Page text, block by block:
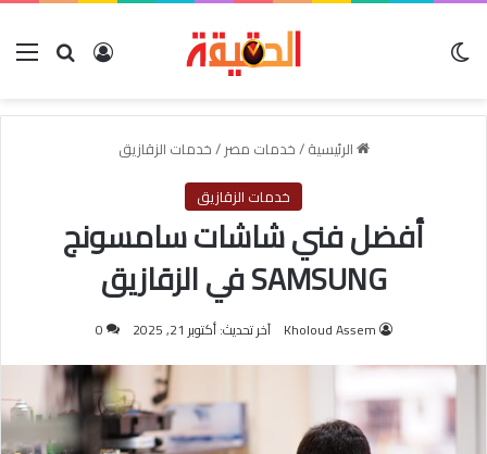
بحث عنتسجيل
الرئيسية/خدمات مصر/خدمات الزقازيق
خدمات الزقازيق
أفضل فني شاشات سامسونج
SAMSUNG في الزقازيق
Kholoud Assem آخر تحديث: أكتوبر 21, 2025 0